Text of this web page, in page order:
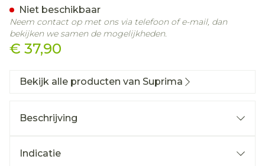
€ 37,90
Niet beschikbaar
Neem contact op met ons via telefoon of e-mail, dan
bekijken we samen de mogelijkheden.
Bekijk alle producten van Suprima
Beschrijving
Indicatie